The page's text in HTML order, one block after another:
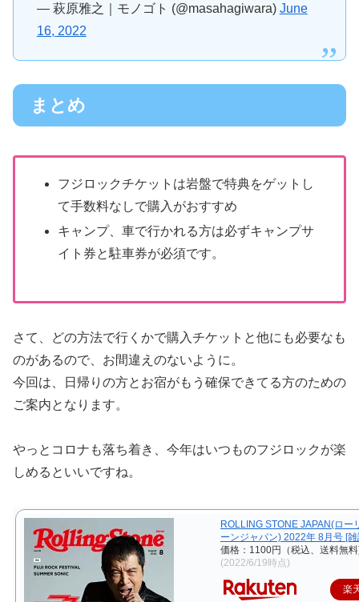
— 萩原雅之｜モノゴト (@masahagiwara) June
16, 2022
まとめ
フジロックチケットは岩盤で特典をゲットし
て手数料なしで購入がおすすめ
キャンプ、車で行かれる方は必ずキャンプサ
イト券と駐車券が必須です。
さて、どの方法で行くかで購入チケットと他にも必要なも
のがあるので、お間違えのないように。
今回は、日帰りの方とお宿がもう確保できてる方のための
ご案内となります。
やっとコロナも落ち着き、今年はいつものフジロックが楽
しめるといいですね。
ROLLING STONE JAPAN(ロー
ーンジャパン) 2022年 8月号 [雑
価格：1100円（税込、送料無
(2022/6/19時点)
楽